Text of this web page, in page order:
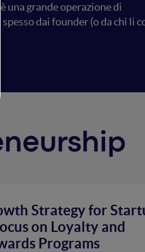
una grande operazione di
dai founder (o da chi li
Strategy for
on Loyalty and
Programs